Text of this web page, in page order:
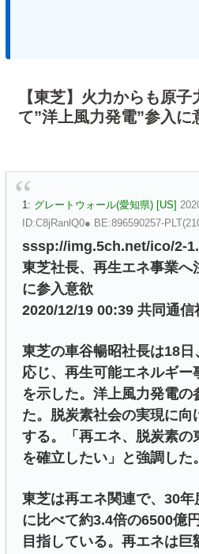
【東芝】火力からも原
て”洋上風力発電”参入に
1: グレートウォール(愛知県) [US]
ID:C8jRanlQ0● BE:896590257-
sssp://img.5ch.net/ico/2-
東芝社長、再生エネ事業
に参入意欲
2020/12/19 00:39 共同通信
東芝の車谷暢昭社長は18
応じ、再生可能エネルギー
を示した。洋上風力発電の
た。脱炭素社会の実現に向
する。「再エネ、脱炭素の
を確立したい」と強調した。
東芝は再エネ関連で、30
に比べて約3.4倍の6500億
目指している。再エネは